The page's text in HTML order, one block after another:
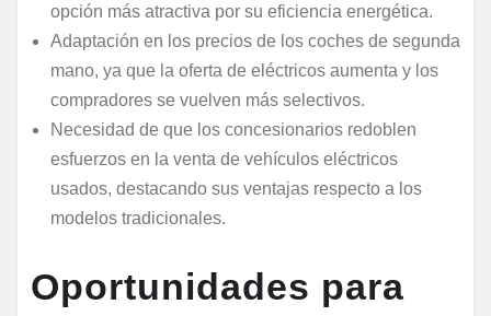
opción más atractiva por su eficiencia energética.
Adaptación en los precios de los coches de segunda
mano, ya que la oferta de eléctricos aumenta y los
compradores se vuelven más selectivos.
Necesidad de que los concesionarios redoblen
esfuerzos en la venta de vehículos eléctricos
usados, destacando sus ventajas respecto a los
modelos tradicionales.
Oportunidades para